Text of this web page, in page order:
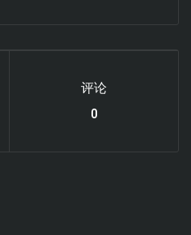
评论
0